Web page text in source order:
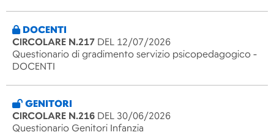
DOCENTI
CIRCOLARE N.217 DEL 12/07/2026
Questionario di gradimento servizio psicopedagogico -
DOCENTI
GENITORI
CIRCOLARE N.216 DEL 30/06/2026
Questionario Genitori Infanzia